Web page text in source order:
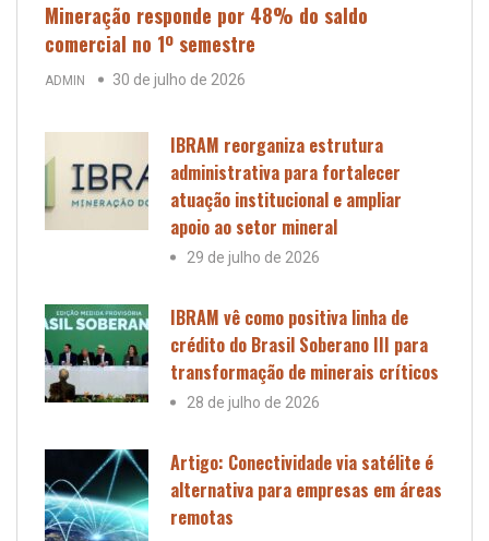
Mineração responde por 48% do saldo
comercial no 1º semestre
ADMIN 30 de julho de 2026
IBRAM reorganiza estrutura
administrativa para fortalecer
atuação institucional e ampliar
apoio ao setor mineral
29 de julho de 2026
IBRAM vê como positiva linha de
crédito do Brasil Soberano III para
transformação de minerais críticos
28 de julho de 2026
Artigo: Conectividade via satélite é
alternativa para empresas em áreas
remotas